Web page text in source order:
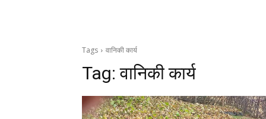
Tags वानिकी कार्य
Tag:वानिकी कार्य